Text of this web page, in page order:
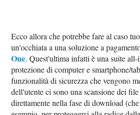
Ecco allora che potrebbe fare al caso
un'occhiata a una soluzione a
One. Quest'ultima infatti è una suite
protezione di computer e smartphone/
funzionalità di sicurezza che vengono
dell'utente ci sono una scansione dei
direttamente nella fase di download